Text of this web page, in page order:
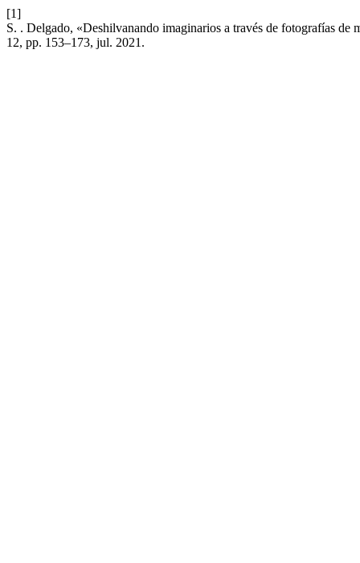
[1]
S. . Delgado, «Deshilvanando imaginarios a través de fotografías
12, pp. 153–173, jul. 2021.